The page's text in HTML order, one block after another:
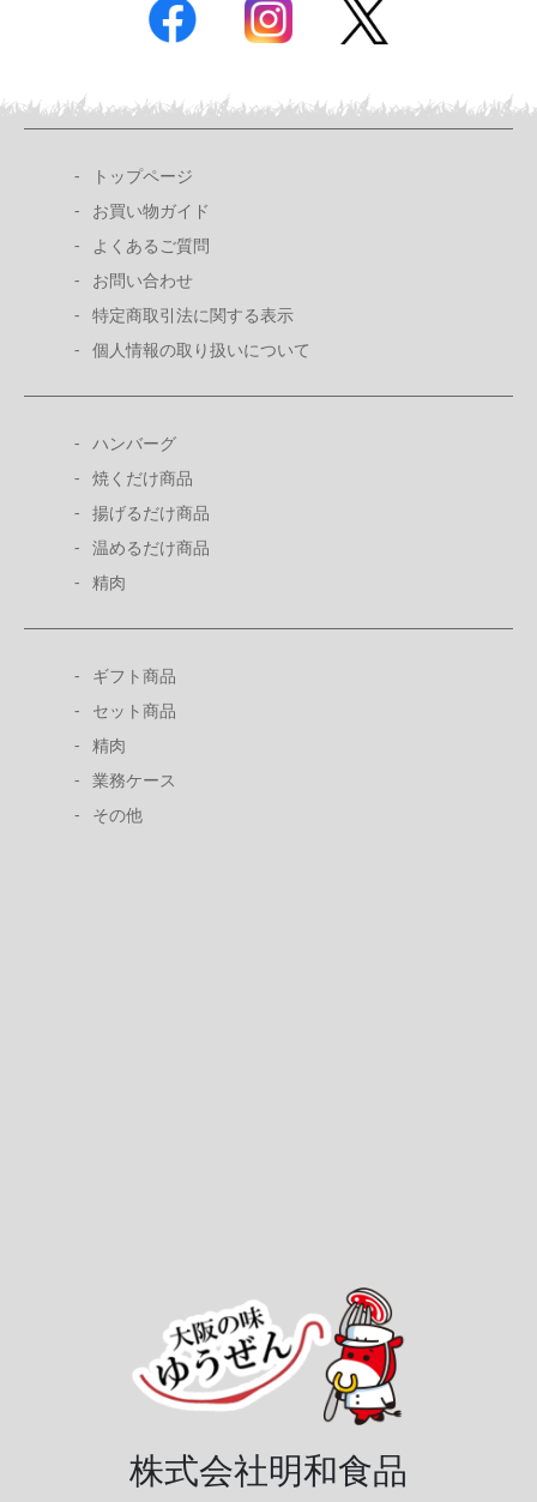
トップページ
お買い物ガイド
よくあるご質問
お問い合わせ
特定商取引法に関する表示
個人情報の取り扱いについて
ハンバーグ
焼くだけ商品
揚げるだけ商品
温めるだけ商品
精肉
ギフト商品
セット商品
精肉
業務ケース
その他
株式会社明和食品